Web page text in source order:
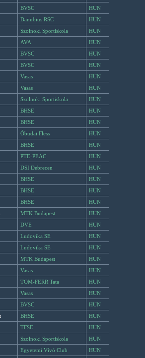
BVSC
HUN
Danubius RSC
HUN
Szolnoki Sportiskola
HUN
AVA
HUN
BVSC
HUN
BVSC
HUN
Vasas
HUN
Vasas
HUN
Szolnoki Sportiskola
HUN
BHSE
HUN
BHSE
HUN
Óbudai Fless
HUN
BHSE
HUN
PTE-PEAC
HUN
DSI Debrecen
HUN
BHSE
HUN
BHSE
HUN
BHSE
HUN
MTK Budapest
HUN
DVE
HUN
Ludovika SE
HUN
Ludovika SE
HUN
MTK Budapest
HUN
Vasas
HUN
TOM-FERR Tata
HUN
Vasas
HUN
BVSC
HUN
BHSE
HUN
TFSE
HUN
Szolnoki Sportiskola
HUN
Egyetemi Vívó Club
HUN